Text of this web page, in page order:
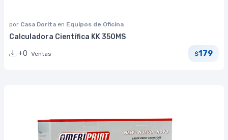
por Casa Dorita en Equipos de Oficina
Calculadora Científica KK 350MS
+0 Ventas $179